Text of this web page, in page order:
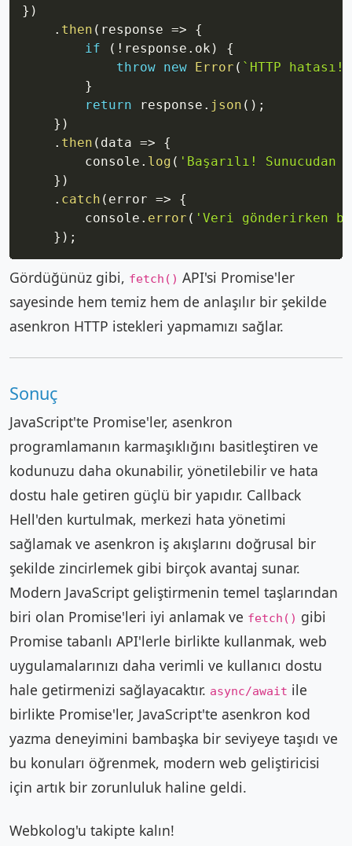
} )
. then ( response =>
{
if
( ! response . ok )
{
throw new Error ( ` HTTP
}
return response . json ( ) ;
} )
. then ( data =>
{
        console
. log ( 'Başarılı! Sunucudan
} )
. catch ( error =>
{
        console
. error ( 'Veri gönderirken
} ) ;
Gördüğünüz gibi, fetch() API'si Promise'ler
sayesinde hem temiz hem de anlaşılır bir şekilde
asenkron HTTP istekleri yapmamızı sağlar.
Sonuç
JavaScript'te Promise'ler, asenkron
programlamanın karmaşıklığını basitleştiren ve
kodunuzu daha okunabilir, yönetilebilir ve hata
dostu hale getiren güçlü bir yapıdır. Callback
Hell'den kurtulmak, merkezi hata yönetimi
sağlamak ve asenkron iş akışlarını doğrusal bir
şekilde zincirlemek gibi birçok avantaj sunar.
Modern JavaScript geliştirmenin temel taşlarından
biri olan Promise'leri iyi anlamak ve fetch() gibi
Promise tabanlı API'lerle birlikte kullanmak, web
uygulamalarınızı daha verimli ve kullanıcı dostu
hale getirmenizi sağlayacaktır. async/await ile
birlikte Promise'ler, JavaScript'te asenkron kod
yazma deneyimini bambaşka bir seviyeye taşıdı ve
bu konuları öğrenmek, modern web geliştiricisi
için artık bir zorunluluk haline geldi.
Webkolog'u takipte kalın!